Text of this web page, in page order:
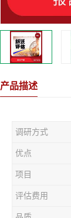
产品描述
调研方式
优点
项目
评估费用